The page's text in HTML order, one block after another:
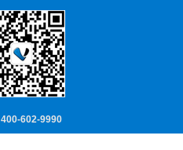
400-602-9990